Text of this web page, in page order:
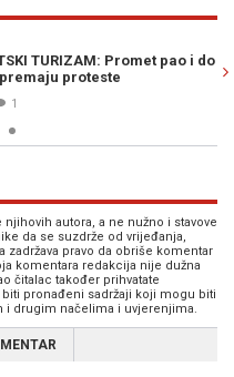
pao i do 40 posto,
njihovih autora, a ne nužno i stavove
da se suzdrže od vrijeđanja,
zadržava pravo da obriše komentar
komentara redakcija nije dužna
čitalac također prihvatate
pronađeni sadržaji koji mogu biti
i drugim načelima i uvjerenjima.